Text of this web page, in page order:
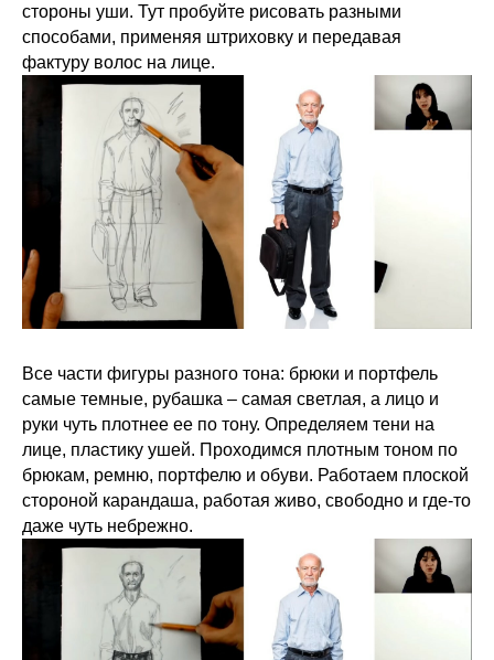
стороны уши. Тут пробуйте рисовать разными
способами, применяя штриховку и передавая
фактуру волос на лице.
Все части фигуры разного тона: брюки и портфель
самые темные, рубашка – самая светлая, а лицо и
руки чуть плотнее ее по тону. Определяем тени на
лице, пластику ушей. Проходимся плотным тоном по
брюкам, ремню, портфелю и обуви. Работаем плоской
стороной карандаша, работая живо, свободно и где-то
даже чуть небрежно.